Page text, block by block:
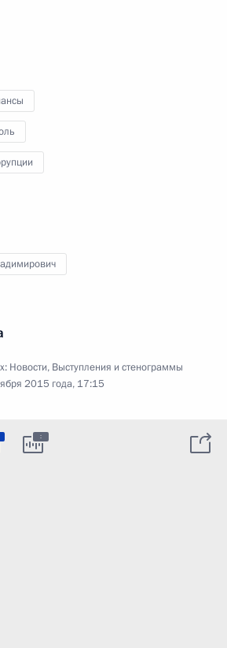
Новости, Выступления и стенограммы
2015 года, 17:15
: